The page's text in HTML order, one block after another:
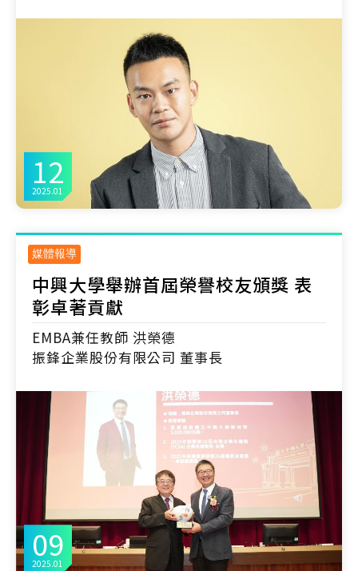
12
2025.01
媒體報導
09
2025.01
中興大學舉辦首屆榮譽校友頒獎 表
彰卓著貢獻
EMBA兼任教師 洪榮德
振鋒企業股份有限公司 董事長